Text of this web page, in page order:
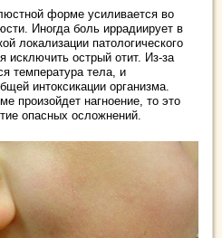
форме усиливается во
Иногда боль иррадиирует в
локализации патологического
исключить острый отит. Из-за
температура тела, и
интоксикации организма.
произойдет нагноение, то это
опасных осложнений.